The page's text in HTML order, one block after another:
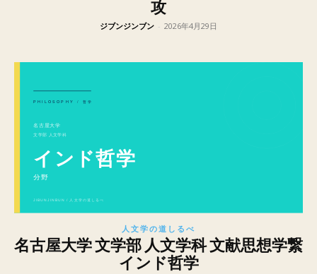
攻
ジブンジンブン - 2026年4月29日
人文学の道しるべ
名古屋大学 文学部 人文学科 文献思想学繋
インド哲学